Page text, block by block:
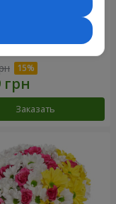
коробке "Счастья
Заказать